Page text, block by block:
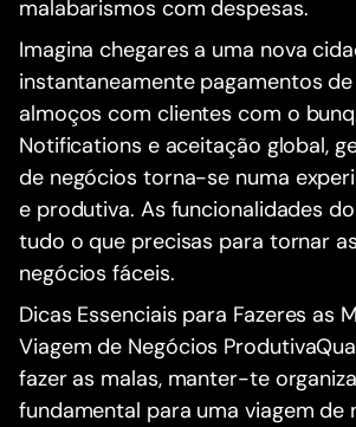
malabarismos com despesas.
Imagina chegares a uma nova
instantaneamente pagamentos
almoços com clientes com o
Notifications e aceitação global,
de negócios torna-se numa
e produtiva. As funcionalidades
tudo o que precisas para tornar
negócios fáceis.
Dicas Essenciais para Fazeres as
Viagem de Negócios
fazer as malas, manter-te
fundamental para uma viagem de